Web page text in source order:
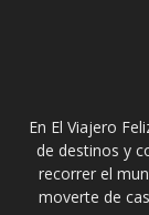
En El Viajero
de destinos y
recorrer el
moverte de